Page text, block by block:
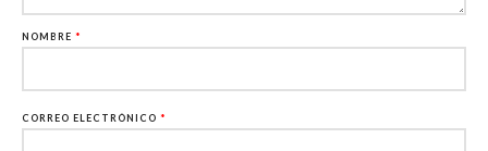
NOMBRE *
CORREO ELECTRÓNICO *